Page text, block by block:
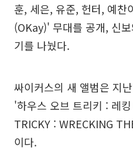
훈, 세은, 유준, 헌터, 예찬
(OKay)' 무대를 공개, 신
기를 나눴다.
싸이커스의 새 앨범은 지
'하우스 오브 트리키 : 레
TRICKY : WRECKING
이다.